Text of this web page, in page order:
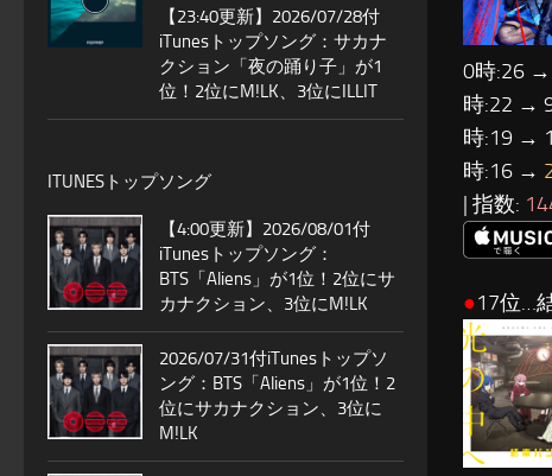
0時:26
時:22 →
時:19 →
時:16 →
| 指数:
●17位…
【23:40更新】2026/07/28付
iTunesトップソング：サカナ
クション「夜の踊り子」が1
位！2位にM!LK、3位にILLIT
ITUNESトップソング
【4:00更新】2026/08/01付
iTunesトップソング：
BTS「Aliens」が1位！2位にサ
カナクション、3位にM!LK
2026/07/31付iTunesトップソ
ング：BTS「Aliens」が1位！2
位にサカナクション、3位に
M!LK